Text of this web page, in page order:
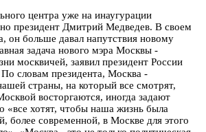
центра уже на инаугурации
президент Дмитрий Медведев. В своем
он больше давал напутствия новому
задача нового мэра Москвы -
москвичей, заявил президент России
словам президента, Москва -
страны, на который все смотрят,
восторгаются, иногда задают
«все хотят, чтобы наша жизнь была
более современной, в Москве для этого